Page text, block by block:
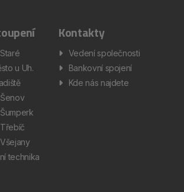
Staré
u Uh.
Šenov
Šumperk
Třebíč
Všejany
technika
Kontakty
Vedení společnosti
Bankovní spojení
Kde nás najdete